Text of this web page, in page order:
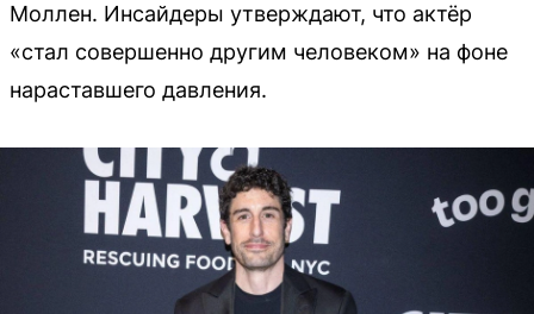
Моллен. Инсайдеры утверждают, что актёр
«стал совершенно другим человеком» на фоне
нараставшего давления.